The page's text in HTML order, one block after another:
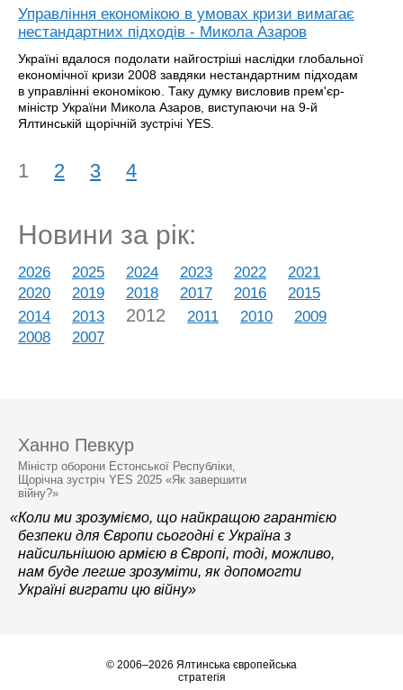
Управління економікою в умовах кризи вимагає
нестандартних підходів - Микола Азаров
Україні вдалося подолати найгостріші наслідки глобальної
економічної кризи 2008 завдяки нестандартним підходам
в управлінні економікою. Таку думку висловив прем'єр-
міністр України Микола Азаров, виступаючи на 9-й
Ялтинській щорічній зустрічі YES.
1 2 3 4
Новини за рік:
2026 2025 2024 2023 2022
2021
2020
2019 2018 2017 2016
2015
2014
2013 2012 2011 2010
2009
2008
2007
Ханно Певкур
Міністр оборони Естонської Республіки,
Щорічна зустріч YES 2025 «Як завершити
війну?»
«Коли ми зрозуміємо, що найкращою гарантією
безпеки для Європи сьогодні є Україна з
найсильнішою армією в Європі, тоді, можливо,
нам буде легше зрозуміти, як допомогти
Україні виграти цю війну»
© 2006–2026 Ялтинська європейська
стратегія